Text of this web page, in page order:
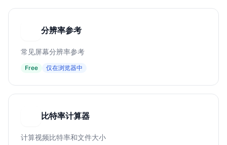
分辨率参考
常见屏幕分辨率参考
Free 仅在浏览器中
比特率计算器
计算视频比特率和文件大小